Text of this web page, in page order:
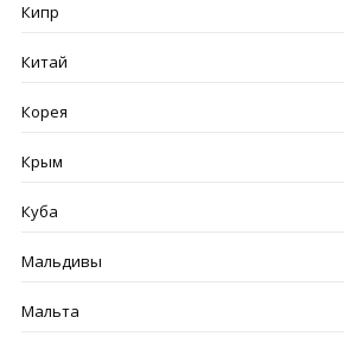
Кипр
Китай
Корея
Крым
Куба
Мальдивы
Мальта